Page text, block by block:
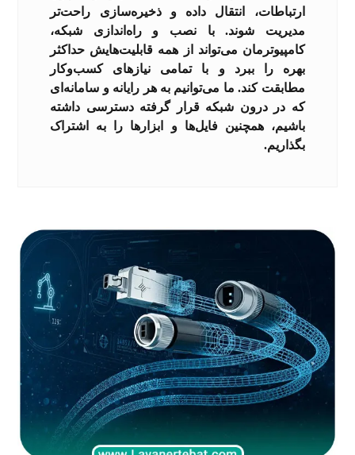
ارتباطات، انتقال داده و ذخیره‌سازی راحت‌تر
مدیریت شوند. با نصب و راه‌اندازی شبکه،
کامپیوترمان می‌تواند از همه قابلیت‌هایش حداکثر
بهره را ببرد و با تمامی نیازهای کسب‌وکار
مطابقت کند. ما می‌توانیم به هر رایانه و سامانه‌ای
که در درون شبکه قرار گرفته دسترسی داشته
باشیم، همچنین فایل‌ها و ابزارها را به اشتراک
بگذاریم.